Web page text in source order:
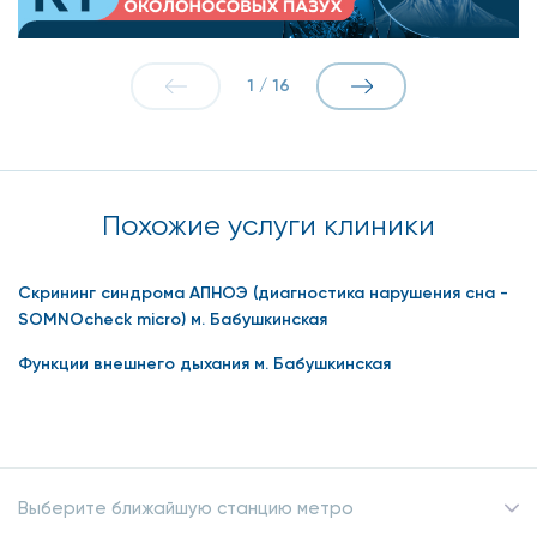
радикулит возникает вследствие нарушения
целостности корешков спинного мозга.
врождённые патологии нервных волокон
механические повреждения тканей
При каких симптомах
проводят
чувство онемения в конечностях;
1 / 16
Похожие услуги клиники
Скрининг синдрома АПНОЭ (диагностика нарушения сна -
SOMNOcheck micro) м. Бабушкинская
Функции внешнего дыхания м. Бабушкинская
Выберите ближайшую станцию метро